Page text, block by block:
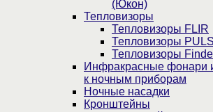
(Юкон)
Тепловизоры
Тепловизоры FLIR
Тепловизоры
Тепловизоры
Инфракрасные фонари
к ночным приборам
Ночные насадки
Кронштейны